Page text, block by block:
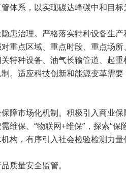
体系，以实现碳达峰碳中和目
患治理。严格落实特种设备生
重点区域、重点时段、重点场
特种设备、油气长输管道、起
。适应科技创新和能源变革需
障市场化机制。积极引入商业
维保、“物联网+维保”，探索“
构，有序引入社会检验检测力
质量安全监管。